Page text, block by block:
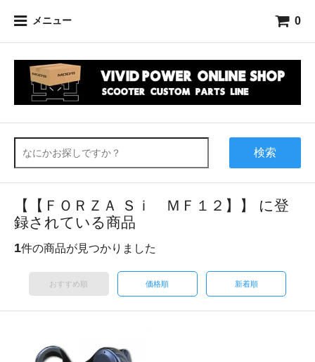
メニュー 0
検索
【【ＦＯＲＺＡ Ｓｉ ＭＦ１２】】 に登
録されている商品
1件の商品が見つかりました
おすすめ順 価格順 新着順